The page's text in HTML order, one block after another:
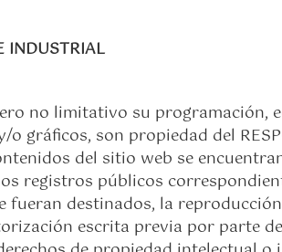
INDUSTRIAL
no limitativo su programación,
gráficos, son propiedad del
del sitio web se
registros públicos
fueran destinados, la
escrita previa por parte